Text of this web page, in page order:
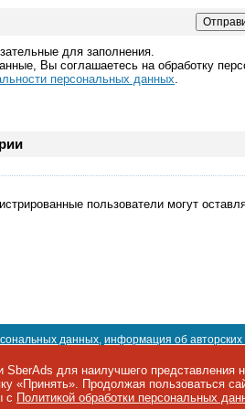
для заполнения.
Вы соглашаетесь на обработку
персональных данных
пользователи могут
данных, информация об авторских
|События|Поставщики|
для наилучшего представления
«Принять». Продолжая пользоваться
с Политикой обработки персональных